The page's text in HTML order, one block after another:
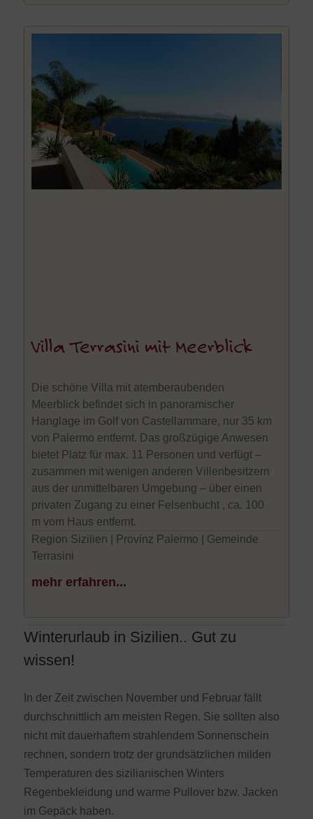
Villa Terrasini mit Meerblick
Die schöne Villa mit atemberaubenden
Meerblick befindet sich in panoramischer
Hanglage im Golf von Castellammare, nur 35 km
von Palermo entfernt. Das großzügige Anwesen
bietet Platz für max. 11 Personen und verfügt –
zusammen mit wenigen anderen Villenbesitzern
aus der unmittelbaren Umgebung – über einen
privaten Zugang zu einer Felsenbucht , ca. 100
m vom Haus entfernt.
Region Sizilien | Provinz Palermo | Gemeinde
Terrasini
mehr erfahren...
Winterurlaub in Sizilien.. Gut zu
wissen!
In der Zeit zwischen November und Februar fällt
durchschnittlich am meisten Regen. Sie sollten also
nicht mit dauerhaftem strahlendem Sonnenschein
rechnen, sondern trotz der grundsätzlichen milden
Temperaturen des sizilianischen Winters
Regenbekleidung und warme Pullover bzw. Jacken
im Gepäck haben.